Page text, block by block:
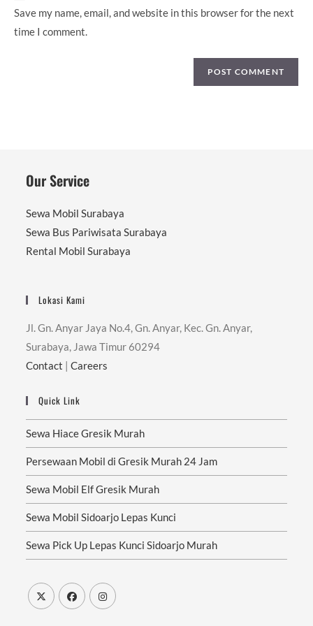
Save my name, email, and website in this browser for the next
time I comment.
Our Service
Sewa Mobil Surabaya
Sewa Bus Pariwisata Surabaya
Rental Mobil Surabaya
Lokasi Kami
Jl. Gn. Anyar Jaya No.4, Gn. Anyar, Kec. Gn. Anyar,
Surabaya, Jawa Timur 60294
Contact |Careers
Quick Link
Sewa Hiace Gresik Murah
Persewaan Mobil di Gresik Murah 24 Jam
Sewa Mobil Elf Gresik Murah
Sewa Mobil Sidoarjo Lepas Kunci
Sewa Pick Up Lepas Kunci Sidoarjo Murah